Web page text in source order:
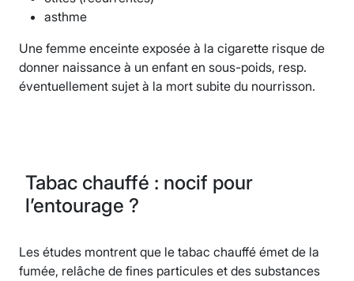
asthme
Une femme enceinte exposée à la cigarette risque de
donner naissance à un enfant en sous-poids, resp.
éventuellement sujet à la mort subite du nourrisson.
Tabac chauffé : nocif pour
l’entourage ?
Les études montrent que le tabac chauffé émet de la
fumée, relâche de fines particules et des substances